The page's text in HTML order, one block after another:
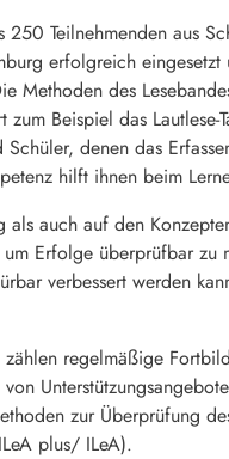
Teilnehmenden aus
erfolgreich
Methoden des
Beispiel das Lautlese-
denen das
hilft ihnen beim
auch auf den
Erfolge überprüfbar zu
verbessert werden
regelmäßige
zur Überprüfung
plus/ ILeA).